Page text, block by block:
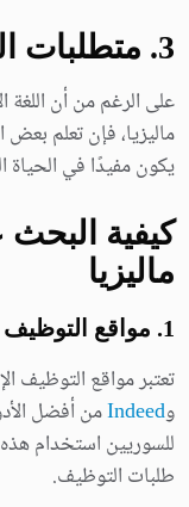
3. متطلبات اللغة
على الرغم من أن
ماليزيا، فإن تعلم بعض
يكون مفيدًا في الحياة
كيفية
ماليزيا
1. مواقع التوظيف الإلكترونية
تعتبر مواقع التوظيف
وIndeedمن أفضل
للسوريين استخدام
طلبات التوظيف.